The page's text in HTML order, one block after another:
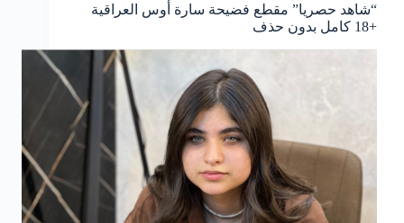
“شاهد حصريا” مقطع فضيحة سارة أوس العراقية
+18 كامل بدون حذف